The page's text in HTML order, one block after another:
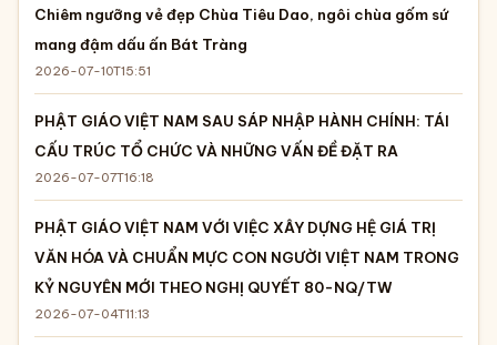
Chiêm ngưỡng vẻ đẹp Chùa Tiêu Dao, ngôi chùa gốm sứ
mang đậm dấu ấn Bát Tràng
2026-07-10T15:51
PHẬT GIÁO VIỆT NAM SAU SÁP NHẬP HÀNH CHÍNH: TÁI
CẤU TRÚC TỔ CHỨC VÀ NHỮNG VẤN ĐỀ ĐẶT RA
2026-07-07T16:18
PHẬT GIÁO VIỆT NAM VỚI VIỆC XÂY DỰNG HỆ GIÁ TRỊ
VĂN HÓA VÀ CHUẨN MỰC CON NGƯỜI VIỆT NAM TRONG
KỶ NGUYÊN MỚI THEO NGHỊ QUYẾT 80-NQ/TW
2026-07-04T11:13